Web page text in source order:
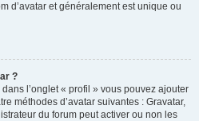
d’avatar et généralement est unique ou
?
l’onglet « profil » vous pouvez ajouter
méthodes d’avatar suivantes : Gravatar,
du forum peut activer ou non les